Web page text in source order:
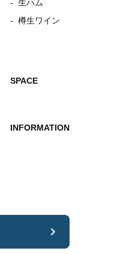
生ハム
樽生ワイン
SPACE
INFORMATION
chevron_right